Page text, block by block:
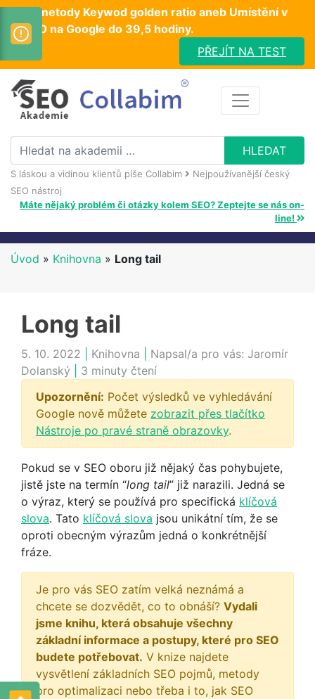
Test metody Keywod golden ratio aneb Umístění v
TOP10 na Google do 39,5 hodiny.
PŘEJÍT NA TEST
S láskou a vidinou klientů píše Collabim
Nejpoužívanější český
SEO nástroj
Máte nějaký problém či otázky kolem SEO? Zeptejte se nás on-
line!
Úvod » Knihovna » Long tail
Long tail
5. 10. 2022 Knihovna Napsal/a pro vás: Jaromír
Dolanský
3 minuty čtení
Upozornění: Počet výsledků ve vyhledávání
Google nově můžete zobrazit přes tlačítko
Nástroje po pravé straně obrazovky.
Pokud se v SEO oboru již nějaký čas pohybujete,
jistě jste na termín “long tail” již narazili. Jedná se
o výraz, který se používá pro specifická klíčová
slova. Tato klíčová slova jsou unikátní tím, že se
oproti obecným výrazům jedná o konkrétnější
fráze.
Je pro vás SEO zatím velká neznámá a
chcete se dozvědět, co to obnáší? Vydali
jsme knihu, která obsahuje všechny
základní informace a postupy, které pro SEO
budete potřebovat. V knize najdete
vysvětlení základních SEO pojmů, metody
pro optimalizaci nebo třeba i to, jak SEO